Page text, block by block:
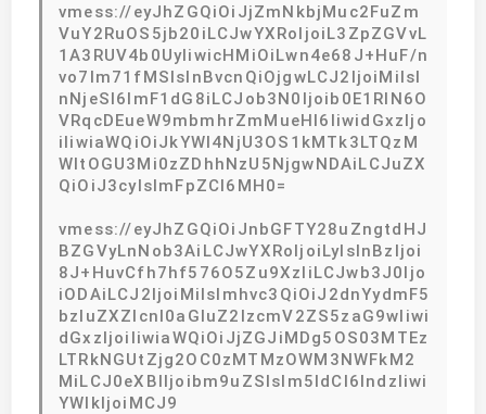
vmess://eyJhZGQiOiJjZmNkbjMuc2FuZm
VuY2RuOS5jb20iLCJwYXRoIjoiL3ZpZGVvL
1A3RUV4b0UyIiwicHMiOiLwn4e68J+HuF/n
vo7lm71fMSIsInBvcnQiOjgwLCJ2IjoiMiIsI
nNjeSI6ImF1dG8iLCJob3N0Ijoib0E1RlN6O
VRqcDEueW9mbmhrZmMueHl6IiwidGxzIjo
iIiwiaWQiOiJkYWI4NjU3OS1kMTk3LTQzM
WItOGU3Mi0zZDhhNzU5NjgwNDAiLCJuZX
QiOiJ3cyIsImFpZCI6MH0=
vmess://eyJhZGQiOiJnbGFTY28uZngtdHJ
BZGVyLnNob3AiLCJwYXRoIjoiLyIsInBzIjoi
8J+HuvCfh7hf576O5Zu9XzIiLCJwb3J0Ijo
iODAiLCJ2IjoiMiIsImhvc3QiOiJ2dnYydmF5
bzIuZXZlcnl0aGluZ2lzcmV2ZS5zaG9wIiwi
dGxzIjoiIiwiaWQiOiJjZGJiMDg5OS03MTEz
LTRkNGUtZjg2OC0zMTMzOWM3NWFkM2
MiLCJ0eXBlIjoibm9uZSIsIm5ldCI6IndzIiwi
YWlkIjoiMCJ9